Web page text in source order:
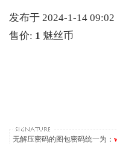
发布于 2024-1-14 09:02
售价: 1 魅丝币
无解压密码的图包密码统一为：